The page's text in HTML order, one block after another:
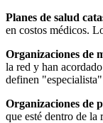
Planes de salud
en costos médicos.
Organizaciones de
la red y han
definen
Organizaciones de
que esté dentro de